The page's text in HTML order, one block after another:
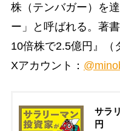
株（テンバガー）を
ー」と呼ばれる。著
10倍株で2.5億円』（
Xアカウント：
サラ
円